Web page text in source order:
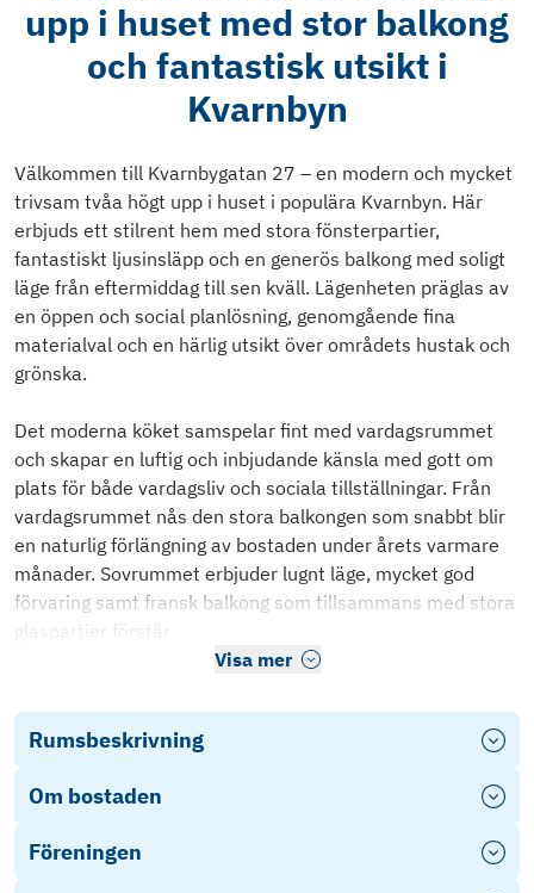
upp i huset med stor balkong
och fantastisk utsikt i
Kvarnbyn
Välkommen till Kvarnbygatan 27 – en modern och mycket
trivsam tvåa högt upp i huset i populära Kvarnbyn. Här
erbjuds ett stilrent hem med stora fönsterpartier,
fantastiskt ljusinsläpp och en generös balkong med soligt
läge från eftermiddag till sen kväll. Lägenheten präglas av
en öppen och social planlösning, genomgående fina
materialval och en härlig utsikt över områdets hustak och
grönska.
Det moderna köket samspelar fint med vardagsrummet
och skapar en luftig och inbjudande känsla med gott om
plats för både vardagsliv och sociala tillställningar. Från
vardagsrummet nås den stora balkongen som snabbt blir
en naturlig förlängning av bostaden under årets varmare
månader. Sovrummet erbjuder lugnt läge, mycket god
förvaring samt fransk balkong som tillsammans med stora
glaspartier förstär
Visa mer
Rumsbeskrivning
Om bostaden
Föreningen